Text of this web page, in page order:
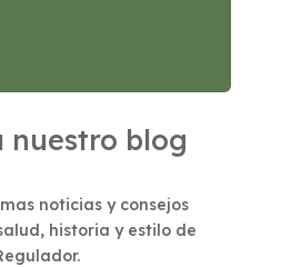
nuestro blog
noticias y consejos
historia y estilo de